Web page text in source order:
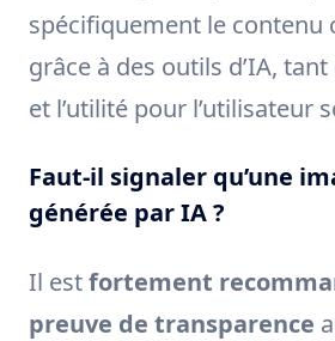
spécifiquement le contenu
grâce à des outils d’IA,
et l’utilité pour l’utilisateur
Faut-il signaler qu’une
générée par IA ?
Il estfortement
preuve de transparence